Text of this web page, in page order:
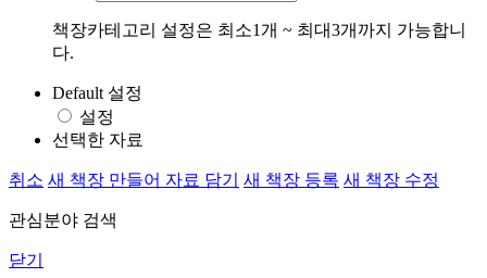
책장카테고리 설정은 최소1개 ~ 최대3개까지 가능합니
다.
Default 설정
설정
선택한 자료
취소 새 책장 만들어 자료 담기 새 책장 등록 새 책장 수정
관심분야 검색
닫기